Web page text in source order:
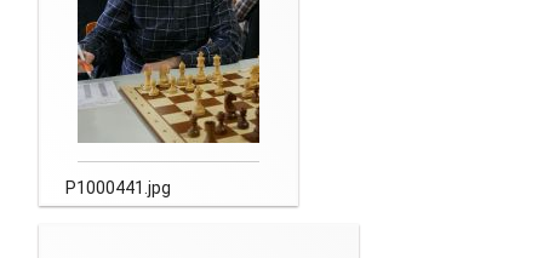
P1000441.jpg